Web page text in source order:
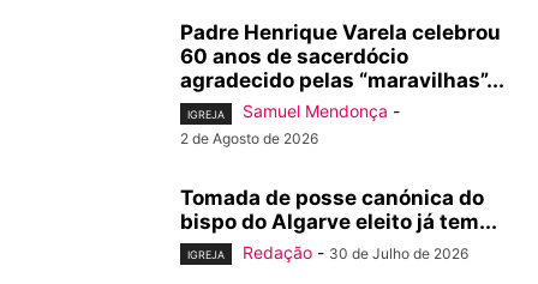
Padre Henrique Varela celebrou
60 anos de sacerdócio
agradecido pelas “maravilhas”...
IGREJA Samuel Mendonça -
2 de Agosto de 2026
Tomada de posse canónica do
bispo do Algarve eleito já tem...
IGREJA Redação - 30 de Julho de 2026